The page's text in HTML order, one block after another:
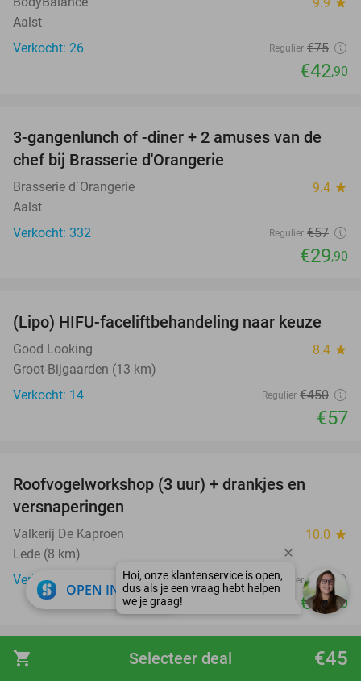
shopping_cart €45
Selecteer deal
Aalst
Verkocht: 26
Regulier €75
€42,90
48%
3-gangenlunch of -diner + 2 amuses van de
chef bij Brasserie d'Orangerie
Brasserie d´Orangerie 9.4 star
Aalst
Verkocht: 332
Regulier €57
€29,90
87%
(Lipo) HIFU-faceliftbehandeling naar keuze
Good Looking 8.4 star
Groot-Bijgaarden (13 km)
Verkocht: 14
Regulier €450
€57
Roofvogelworkshop (3 uur) + drankjes en
versnaperingen
Valkerij De Kaproen 10.0 star
Lede (8 km)
Verkocht: 726
Regulier €60
€30,90
42%
3-gangendiner of -lunch à la carte bij Palace
OPEN IN APP close